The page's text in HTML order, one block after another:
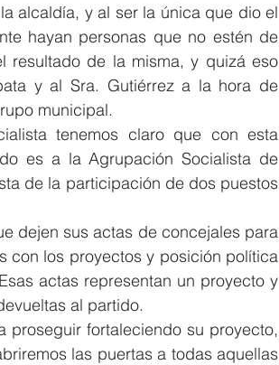
alcaldía, y al ser la única que dio el
hayan personas que no estén de
resultado de la misma, y quizá eso
y al Sra. Gutiérrez a la hora de
municipal.
tenemos claro que con esta
es a la Agrupación Socialista de
de la participación de dos puestos
dejen sus actas de concejales para
con los proyectos y posición política
actas representan un proyecto y
al partido.
proseguir fortaleciendo su proyecto,
las puertas a todas aquellas